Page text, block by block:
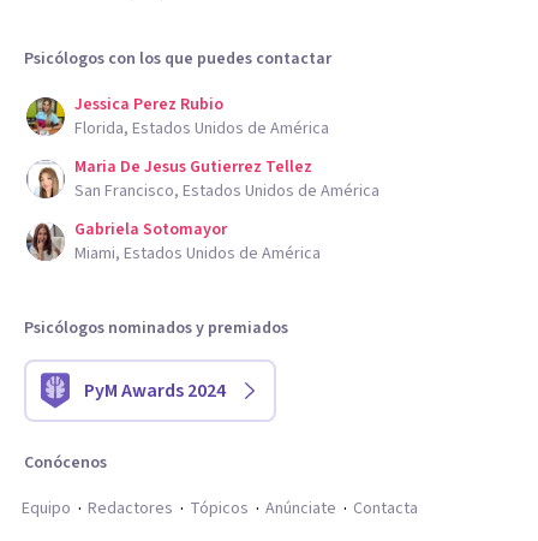
Psicólogos con los que puedes contactar
Jessica Perez Rubio
Florida, Estados Unidos de América
Maria De Jesus Gutierrez Tellez
San Francisco, Estados Unidos de América
Gabriela Sotomayor
Miami, Estados Unidos de América
Psicólogos nominados y premiados
PyM Awards 2024
Conócenos
Equipo
Redactores Tópicos Anúnciate Contacta